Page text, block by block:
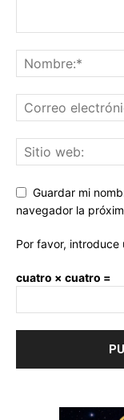
Guardar mi
navegador la
Por favor, introduce
cuatro × cuatro =